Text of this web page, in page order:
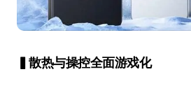
▍散热与操控全面游戏化